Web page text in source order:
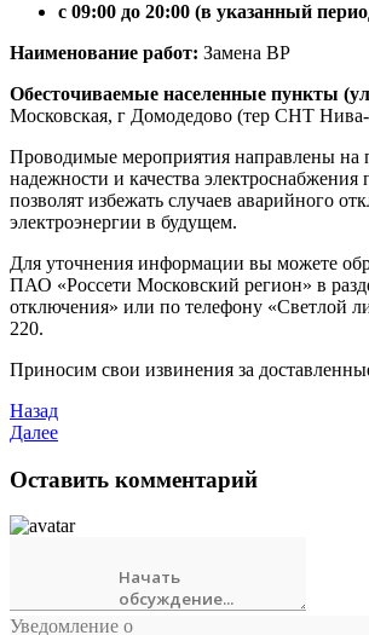
с 09:00 до 20:00 (в указанный
Наименование работ: Замена ВР
Обесточиваемые населенные пункты
Московская, г Домодедово (тер СНТ
Проводимые мероприятия направлены на
надежности и качества электроснабжения
позволят избежать случаев аварийного
электроэнергии в будущем.
Для уточнения информации вы можете
ПАО «Россети Московский регион» в
отключения» или по телефону «Светлой
220.
Приносим свои извинения за
Назад
Далее
Оставить комментарий
Уведомление о